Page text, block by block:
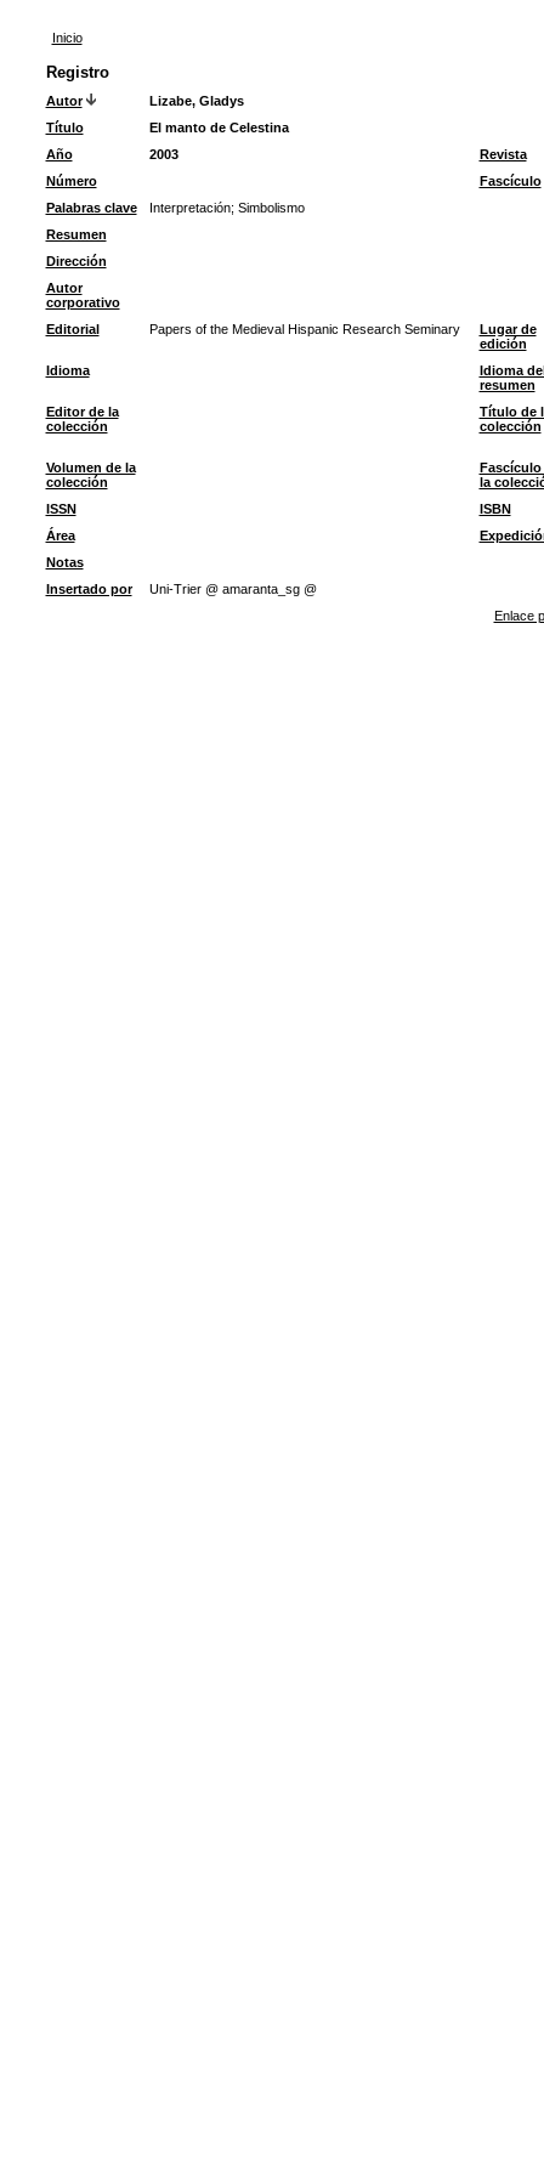
Inicio
Registro
Autor
Lizabe, Gladys
Título
El manto de Celestina
Año
2003
Revista
Número
Fascículo
Palabras clave
Interpretación; Simbolismo
Resumen
Dirección
Autor
corporativo
Editorial
Papers of the Medieval Hispanic Research Seminary
Lugar de
edición
Idioma
Idioma
resumen
Editor de la
colección
Título de
colección
Volumen de la
colección
Fascículo
la
ISSN
ISBN
Área
Notas
Insertado por
Uni-Trier @ amaranta_sg @
Enlace